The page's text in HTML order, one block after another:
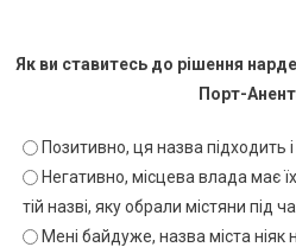
Як ви ставитесь до рішення
Порт-
Позитивно, ця назва підходить
Негативно, місцева влада має
тій назві, яку обрали містяни під
Мені байдуже, назва міста